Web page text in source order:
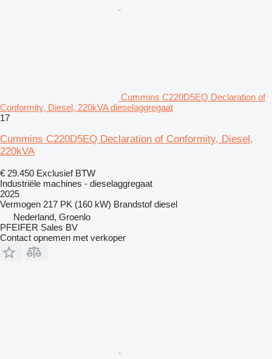
Cummins C220D5EQ Declaration of
Conformity, Diesel, 220kVA dieselaggregaat
17
Cummins C220D5EQ Declaration of Conformity, Diesel,
220kVA
€ 29.450 Exclusief BTW
Industriële machines - dieselaggregaat
2025
Vermogen 217 PK (160 kW) Brandstof diesel
Nederland, Groenlo
PFEIFER Sales BV
Contact opnemen met verkoper